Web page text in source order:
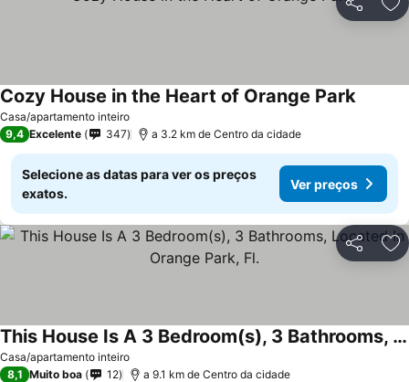
Partilhar
Casa/apartamento inteiro
Cozy House in the Heart of Orange ParkVer
9,4 Excelente 347 a 3.2 km de Centro da cidade
Selecione as datas para ver os preços
exatos.
Ver preços
Partilhar
Casa/apartamento inteiro
This House Is A 3 Bedroom(s), 3 Bathrooms, Located In Orange Park, Fl.
Ver preços
8,1 Muito boa 12 a 9.1 km de Centro da cidade